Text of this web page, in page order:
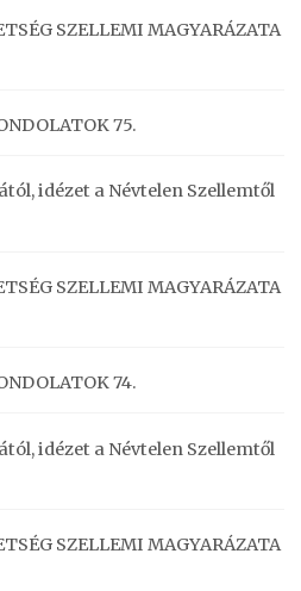
SZELLEMI MAGYARÁZATA
75.
idézet a Névtelen Szellemtől
SZELLEMI MAGYARÁZATA
74.
idézet a Névtelen Szellemtől
SZELLEMI MAGYARÁZATA